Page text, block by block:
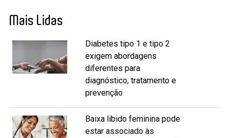
Mais Lidas
Diabetes tipo 1 e tipo 2
exigem abordagens
diferentes para
diagnóstico, tratamento e
prevenção
Baixa libido feminina pode
estar associado às